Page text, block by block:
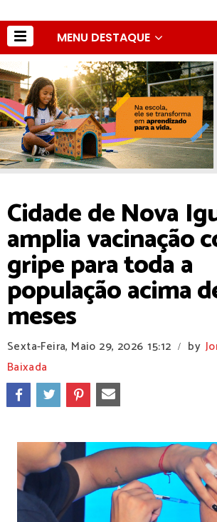
MENU DESTAQUE
Cidade de Nova
amplia vacinação
gripe para toda a
população acima
meses
Sexta-Feira, Maio 29, 2026 15:12 / by
Baixada